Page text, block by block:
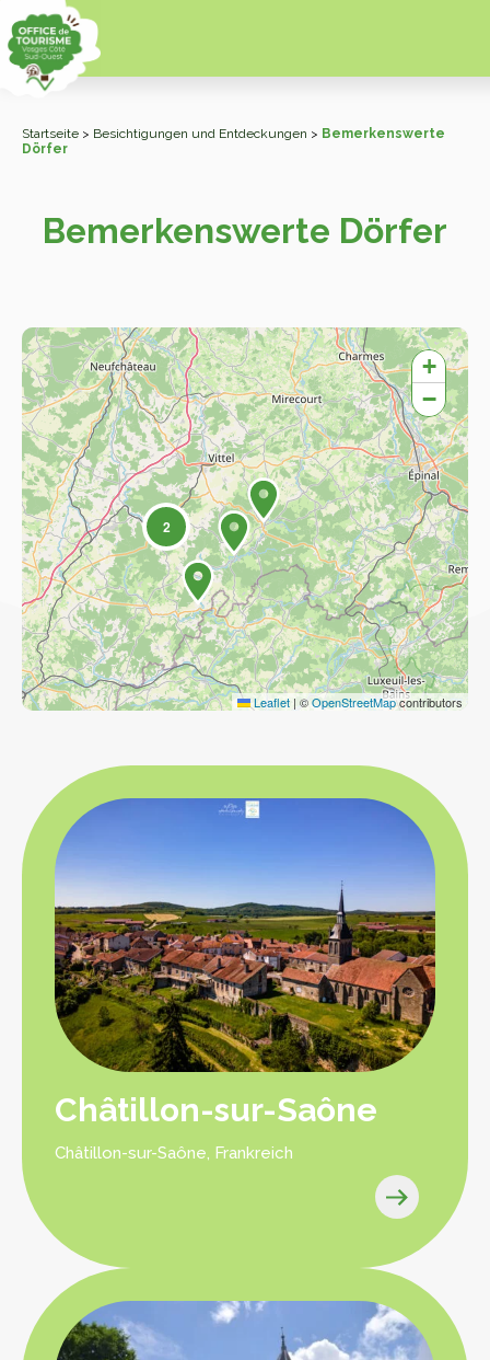
Startseite > Besichtigungen und Entdeckungen > Bemerkenswerte
Dörfer
Bemerkenswerte Dörfer
2
+
−
Leaflet | ©OpenStreetMapcontributors
Châtillon-sur-Saône
Châtillon-sur-Saône, Frankreich